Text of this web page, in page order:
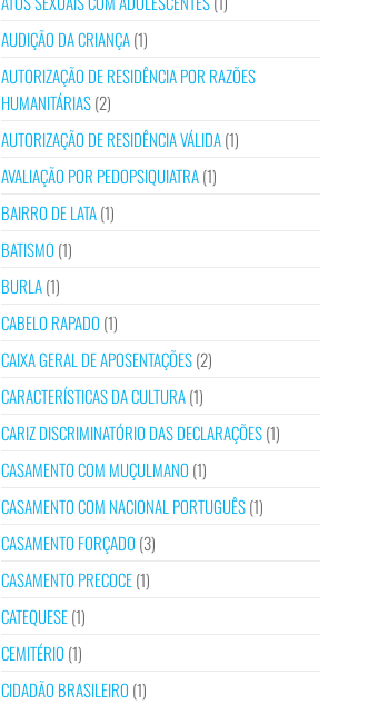
AUDIÇÃO DA CRIANÇA(1)
AUTORIZAÇÃO DE RESIDÊNCIA POR RAZÕES
HUMANITÁRIAS(2)
AUTORIZAÇÃO DE RESIDÊNCIA VÁLIDA(1)
AVALIAÇÃO POR PEDOPSIQUIATRA(1)
BAIRRO DE LATA(1)
BATISMO (1)
BURLA(1)
CABELO RAPADO (1)
CAIXA GERAL DE APOSENTAÇÕES(2)
CARACTERÍSTICAS DA CULTURA(1)
CARIZ DISCRIMINATÓRIO DAS DECLARAÇÕES(1)
CASAMENTO COM MUÇULMANO (1)
CASAMENTO COM NACIONAL PORTUGUÊS(1)
CASAMENTO FORÇADO (3)
CASAMENTO PRECOCE(1)
CATEQUESE(1)
CEMITÉRIO (1)
CIDADÃO BRASILEIRO (1)